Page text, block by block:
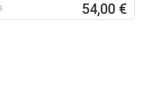
54,00 €